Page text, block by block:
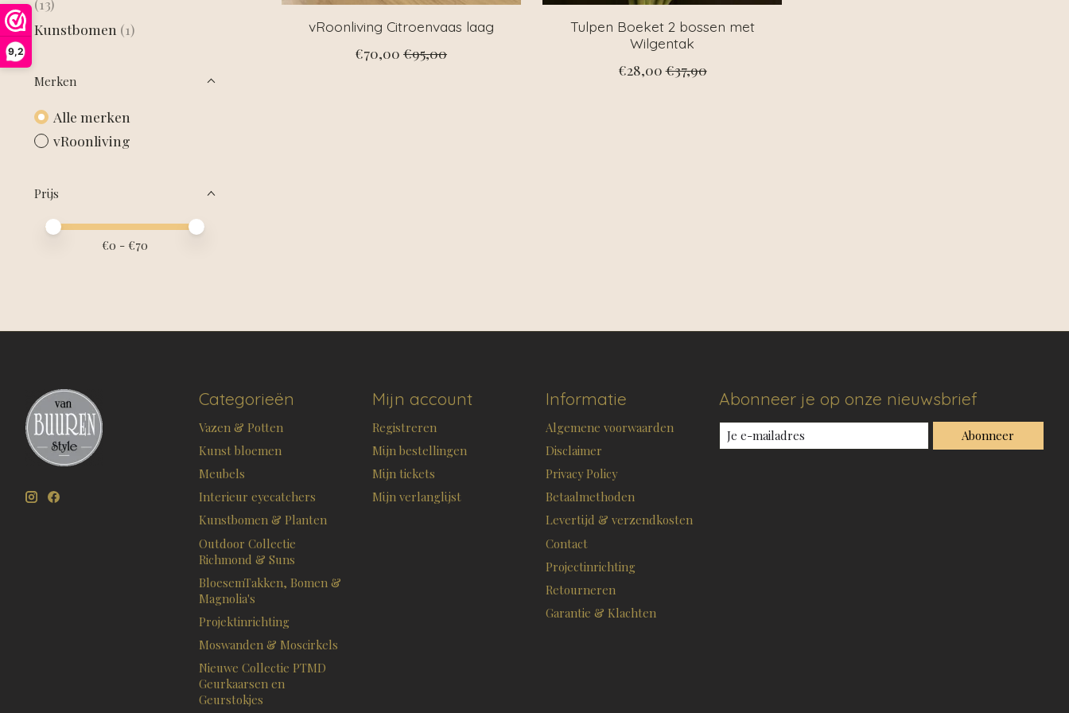
9,2
(13)
Kunstbomen (1)
Merken
Alle merken
vRoonliving
Prijs
Minimale prijswaarde
Price maximum value
€0 - €70
vRoonliving Citroenvaas laag
€70,00 €95,00
Tulpen Boeket 2 bossen met
Wilgentak
€28,00 €37,90
Categorieën
Vazen & Potten
Kunst bloemen
Meubels
Interieur eyecatchers
Kunstbomen & Planten
Outdoor Collectie
Richmond & Suns
BloesemTakken, Bomen &
Magnolia's
Projektinrichting
Moswanden & Moscirkels
Nieuwe Collectie PTMD
Geurkaarsen en
Geurstokjes
Mijn account
Registreren
Mijn bestellingen
Mijn tickets
Mijn verlanglijst
Informatie
Algemene voorwaarden
Disclaimer
Privacy Policy
Betaalmethoden
Levertijd & verzendkosten
Contact
Projectinrichting
Retourneren
Garantie & Klachten
Abonneer je op onze nieuwsbrief
Abonneer